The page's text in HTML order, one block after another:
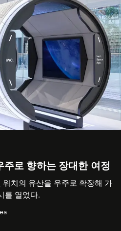
로 향하는 장대한 여정
치의 유산을 우주로 확장해 가
를 열었다.